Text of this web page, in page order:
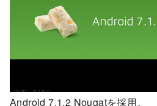
Android 7.1.2 Nougatを採用。